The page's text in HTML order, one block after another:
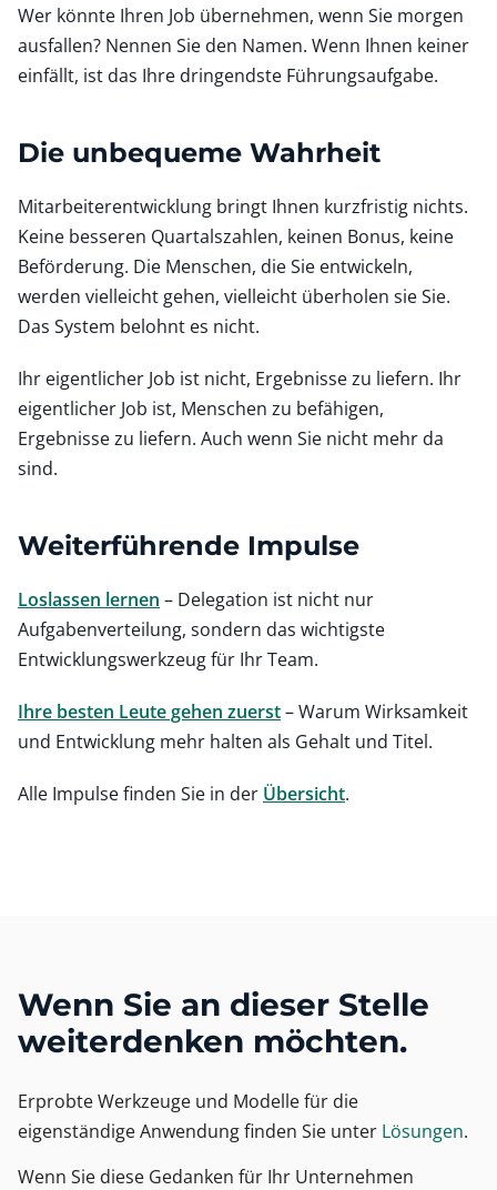
Wer könnte Ihren Job übernehmen, wenn Sie morgen
ausfallen? Nennen Sie den Namen. Wenn Ihnen keiner
einfällt, ist das Ihre dringendste Führungsaufgabe.
Die unbequeme Wahrheit
Mitarbeiterentwicklung bringt Ihnen kurzfristig nichts.
Keine besseren Quartalszahlen, keinen Bonus, keine
Beförderung. Die Menschen, die Sie entwickeln,
werden vielleicht gehen, vielleicht überholen sie Sie.
Das System belohnt es nicht.
Ihr eigentlicher Job ist nicht, Ergebnisse zu liefern. Ihr
eigentlicher Job ist, Menschen zu befähigen,
Ergebnisse zu liefern. Auch wenn Sie nicht mehr da
sind.
Weiterführende Impulse
Loslassen lernen – Delegation ist nicht nur
Aufgabenverteilung, sondern das wichtigste
Entwicklungswerkzeug für Ihr Team.
Ihre besten Leute gehen zuerst– Warum Wirksamkeit
und Entwicklung mehr halten als Gehalt und Titel.
Alle Impulse finden Sie in der Übersicht.
Wenn Sie an dieser Stelle
weiterdenken möchten.
Erprobte Werkzeuge und Modelle für die
eigenständige Anwendung finden Sie unter Lösungen.
Wenn Sie diese Gedanken für Ihr Unternehmen